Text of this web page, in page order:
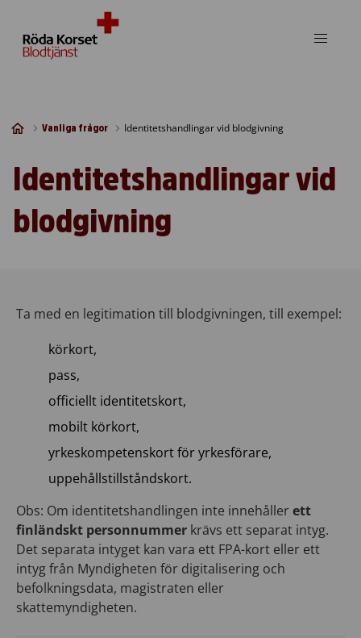
Vanliga frågor Identitetshandlingar vid blodgivning
Identitetshandlingar vid
blodgivning
Ta med en legitimation till blodgivningen, till exempel:
körkort,
pass,
officiellt identitetskort,
mobilt körkort,
yrkeskompetenskort för yrkesförare,
uppehållstillståndskort.
Obs: Om identitetshandlingen inte innehållerett
finländskt personnummer krävs ett separat intyg.
Det separata intyget kan vara ett FPA-kort eller ett
intyg från Myndigheten för digitalisering och
befolkningsdata, magistraten eller
skattemyndigheten.